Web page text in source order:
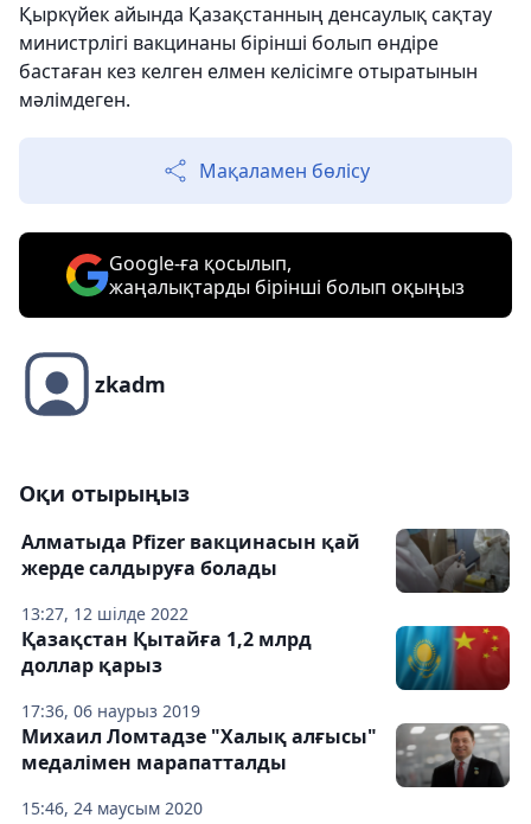
Қыркүйек айында Қазақстанның денсаулық сақтау
министрлігі вакцинаны бірінші болып өндіре
бастаған кез келген елмен келісімге отыратынын
мәлімдеген.
Мақаламен бөлісу
Google-ға қосылып,
жаңалықтарды бірінші болып оқыңыз
zkadm
Оқи отырыңыз
13:27, 12 шілде 2022
Алматыда Pfizer вакцинасын қай
жерде салдыруға болады
17:36, 06 наурыз 2019
Қазақстан Қытайға 1,2 млрд
доллар қарыз
15:46, 24 маусым 2020
Михаил Ломтадзе "Халық алғысы"
медалімен марапатталды